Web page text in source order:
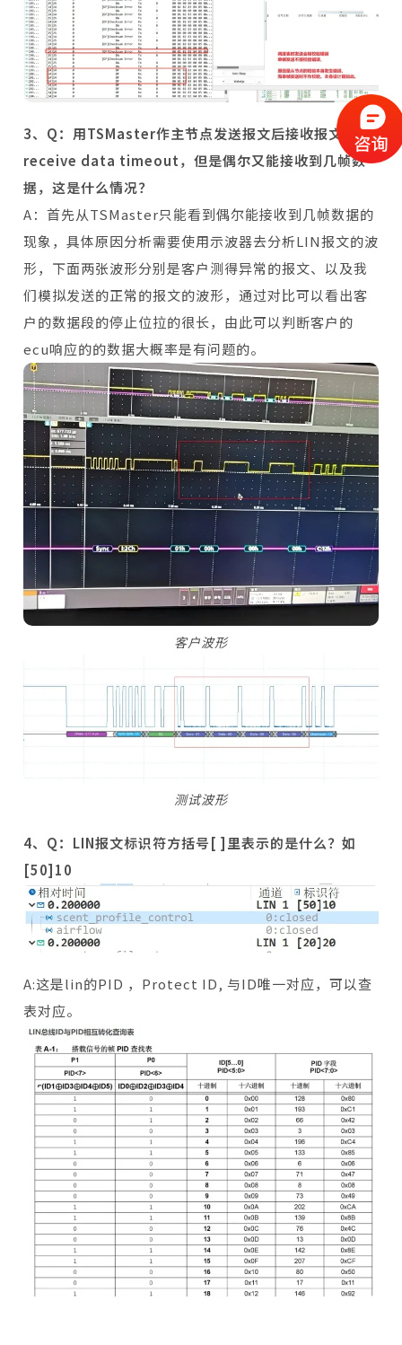
3、Q：用TSMaster作主节点发送报文后接收报文显示
receive data timeout，但是偶尔又能接收到几帧数
据，这是什么情况？
A：首先从TSMaster只能看到偶尔能接收到几帧数据的
现象，具体原因分析需要使用示波器去分析LIN报文的波
形，下面两张波形分别是客户测得异常的报文、以及我
们模拟发送的正常的报文的波形，通过对比可以看出客
户的数据段的停止位拉的很长，由此可以判断客户的
ecu响应的的数据大概率是有问题的。
客户波形
测试波形
4、Q：LIN报文标识符方括号[ ]里表示的是什么？如
[50]10
A:这是lin的PID ，Protect ID, 与ID唯一对应，可以查
表对应。